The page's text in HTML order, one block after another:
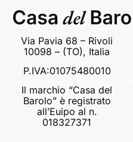
Via Pavia 68 – Rivoli
10098 – (TO), Italia
P.IVA:01075480010
Il marchio “Casa del
Barolo” è registrato
all’Euipo al n.
018327371